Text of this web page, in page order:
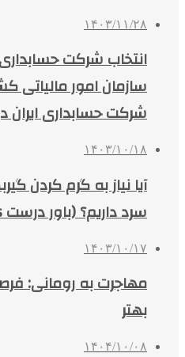
۱۴۰۳/۱۱/۲۸
انتخاب شرکت
سازمان امور مالیاتی
شرکت حسابداری ایران
۱۴۰۳/۱۰/۱۸
آیا نیاز به گرم کردن
سرد داریم؟ (باور درست vs غلط)
۱۴۰۳/۱۰/۱۷
مهاجرت به رومانی:
بهتر
۱۴۰۴/۱۰/۰۸